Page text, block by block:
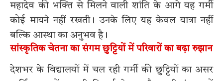
महादेव की भक्ति से मिलने वाली शांति के आगे यह गर्मी
कोई मायने नहीं रखती। उनके लिए यह केवल यात्रा नहीं
बल्कि आस्था का अनुभव है।
सांस्कृतिक चेतना का संगम छुट्टियों में परिवारों का बढ़ा रुझान
देशभर के विद्यालयों में चल रही गर्मी की छुट्टियों का असर